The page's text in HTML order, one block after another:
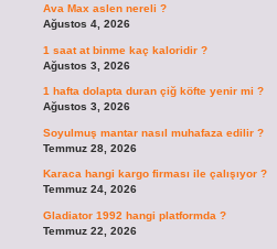
Ava Max aslen nereli ?
Ağustos 4, 2026
1 saat at binme kaç kaloridir ?
Ağustos 3, 2026
1 hafta dolapta duran çiğ köfte yenir mi ?
Ağustos 3, 2026
Soyulmuş mantar nasıl muhafaza edilir ?
Temmuz 28, 2026
Karaca hangi kargo firması ile çalışıyor ?
Temmuz 24, 2026
Gladiator 1992 hangi platformda ?
Temmuz 22, 2026